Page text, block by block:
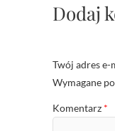
Dodaj
Twój adres
Wymagane
Komentarz *